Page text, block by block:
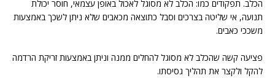
הכלב. תפקודים כמו: הכלב לא מסוגל לאכול באופן עצמאי, חוסר יכולת
תנועה, אי שליטה בצרכים וסבל כתוצאה מכאבים שלא ניתן לשכך באמצעות
משככי כאבים.
פציעה קשה שהכלב לא מסוגל להחלים ממנה וניתן באמצעות זריקת הרדמה
להקל ולקצר את תהליך גסיסתו.